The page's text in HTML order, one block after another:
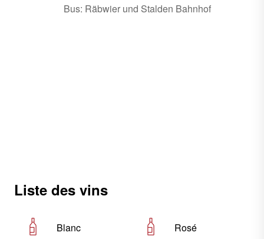
Bus: Räbwier und Stalden Bahnhof
Liste des vins
Blanc
Rosé